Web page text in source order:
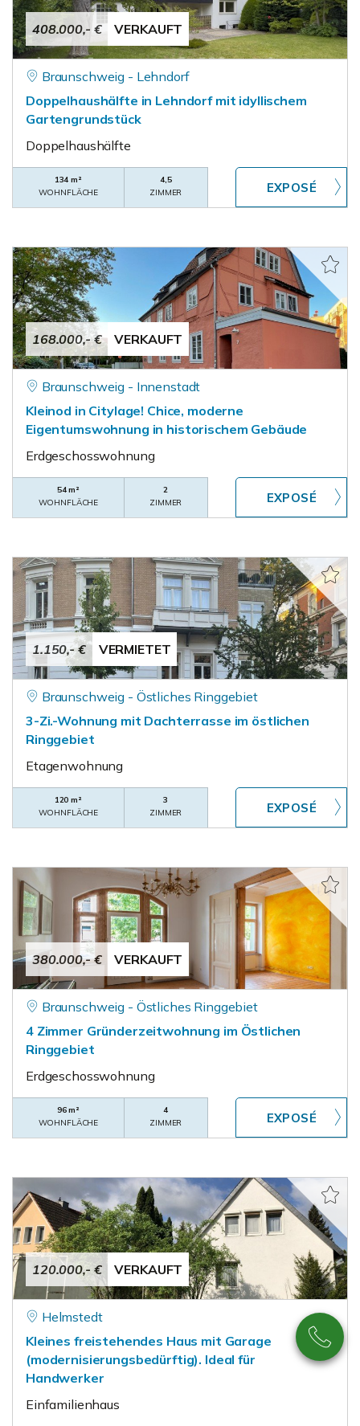
408.000,- € VERKAUFT
Braunschweig - Lehndorf
Doppelhaushälfte in Lehndorf mit idyllischem
Gartengrundstück
Doppelhaushälfte
134 m²
WOHNFLÄCHE
4,5
ZIMMER
168.000,- € VERKAUFT
Braunschweig - Innenstadt
Kleinod in Citylage! Chice, moderne
Eigentumswohnung in historischem Gebäude
Erdgeschosswohnung
54 m²
WOHNFLÄCHE
2
ZIMMER
1.150,- € VERMIETET
Braunschweig - Östliches Ringgebiet
3-Zi.-Wohnung mit Dachterrasse im östlichen
Ringgebiet
Etagenwohnung
120 m²
WOHNFLÄCHE
3
ZIMMER
380.000,- € VERKAUFT
Braunschweig - Östliches Ringgebiet
4 Zimmer Gründerzeitwohnung im Östlichen
Ringgebiet
Erdgeschosswohnung
96 m²
WOHNFLÄCHE
4
ZIMMER
120.000,- € VERKAUFT
Helmstedt
Kleines freistehendes Haus mit Garage
(modernisierungsbedürftig). Ideal für
Handwerker
Einfamilienhaus